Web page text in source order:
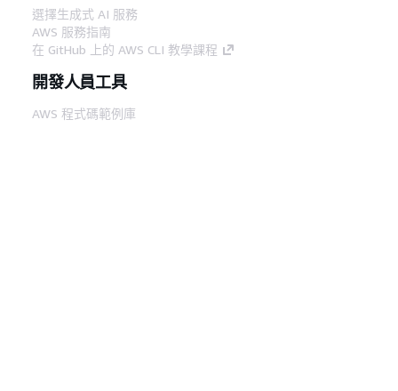
選擇生成式 AI 服務
AWS 服務指南
在 GitHub 上的 AWS CLI 教學課程
開發人員工具
AWS 程式碼範例庫